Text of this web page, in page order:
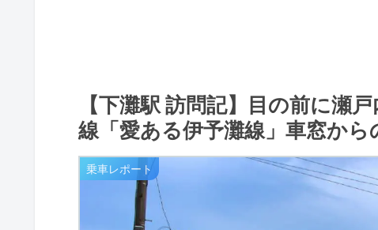
【下灘駅 訪問記】目の前に瀬
線「愛ある伊予灘線」車窓から
乗車レポート